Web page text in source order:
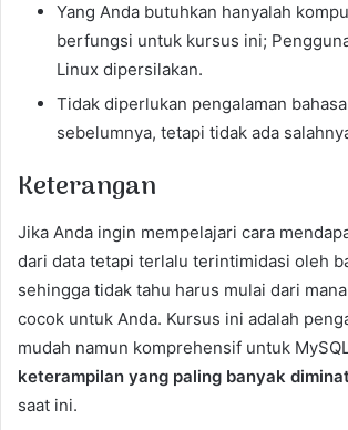
Yang Anda butuhkan hanyalah
berfungsi untuk kursus ini;
Linux dipersilakan.
Tidak diperlukan pengalaman
sebelumnya, tetapi tidak ada
Keterangan
Jika Anda ingin mempelajari cara
dari data tetapi terlalu terintimidasi oleh
sehingga tidak tahu harus mulai dari
cocok untuk Anda. Kursus ini adalah
mudah namun komprehensif untuk
keterampilan yang paling banyak
saat ini.